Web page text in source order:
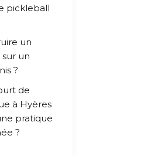
pickleball
un
un
?
de
à Hyères
pratique
?